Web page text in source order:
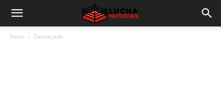
Inicio Destacado